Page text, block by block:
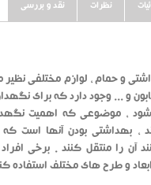
نظرات نقد و بررسی
و حمام ، لوازم مختلفی نظیر
و ... وجود دارد که برای
، موضوعی که اهمیت
، بهداشتی بودن آنها است
آن را منتقل کنند . برخی
و طرح های مختلف استفاده